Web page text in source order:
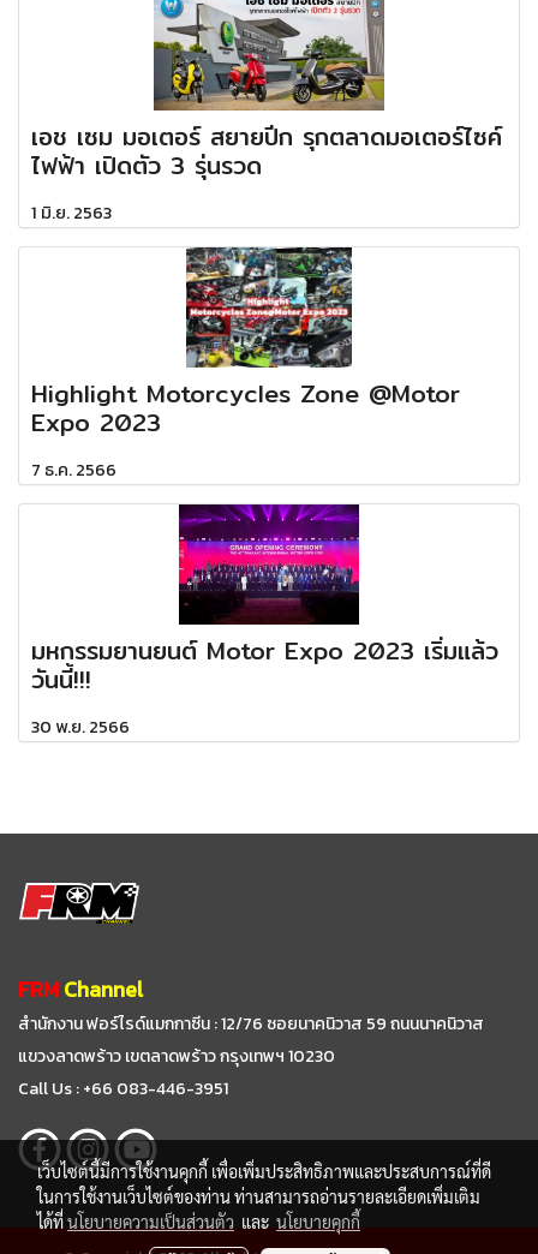
เอช เซม มอเตอร์ สยายปีก รุกตลาดมอเตอร์ไซค์
ไฟฟ้า เปิดตัว 3 รุ่นรวด
1 มิ.ย. 2563
Highlight Motorcycles Zone @Motor
Expo 2023
7 ธ.ค. 2566
มหกรรมยานยนต์ Motor Expo 2023 เริ่มแล้ว
วันนี้!!!
30 พ.ย. 2566
FRMChannel
สำนักงาน ฟอร์ไรด์แมกกาซีน : 12/76 ซอยนาคนิวาส 59ถนนนาคนิวาส
แขวงลาดพร้าว เขตลาดพร้าว กรุงเทพฯ 10230
Call Us : +66 083-446-3951
เว็บไซต์นี้มีการใช้งานคุกกี้ เพื่อเพิ่มประสิทธิภาพและประสบการณ์ที่ดี
ในการใช้งานเว็บไซต์ของท่าน ท่านสามารถอ่านรายละเอียดเพิ่มเติม
ได้ที่นโยบายความเป็นส่วนตัว และ นโยบายคุกกี้